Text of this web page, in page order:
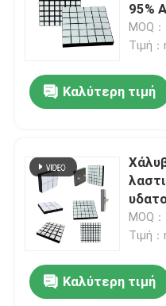
95%
MOQ：
Τιμή
Καλύτερη τιμή
MOQ：
Τιμή
Καλύτερη τιμή